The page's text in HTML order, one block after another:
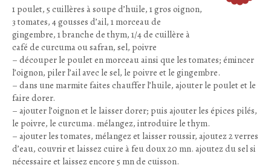
1 poulet, 5 cuillères à soupe d’huile, 1 gros oignon,
3 tomates, 4 gousses d’ail, 1 morceau de
gingembre, 1 branche de thym, 1/4 de cuillère à
café de curcuma ou safran, sel, poivre
– découper le poulet en morceau ainsi que les tomates; émincer
l’oignon, piler l’ail avec le sel, le poivre et le gingembre.
– dans une marmite faites chauffer l’huile, ajouter le poulet et le
faire dorer.
– ajouter l’oignon et le laisser dorer; puis ajouter les épices pilés,
le poivre, le curcuma. mélangez, introduire le thym.
– ajouter les tomates, mélangez et laisser roussir, ajoutez 2 verres
d’eau, couvrir et laissez cuire à feu doux 20 mn. ajoutez du sel si
nécessaire et laissez encore 5 mn de cuisson.